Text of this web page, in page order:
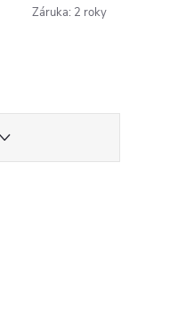
Záruka: 2 roky